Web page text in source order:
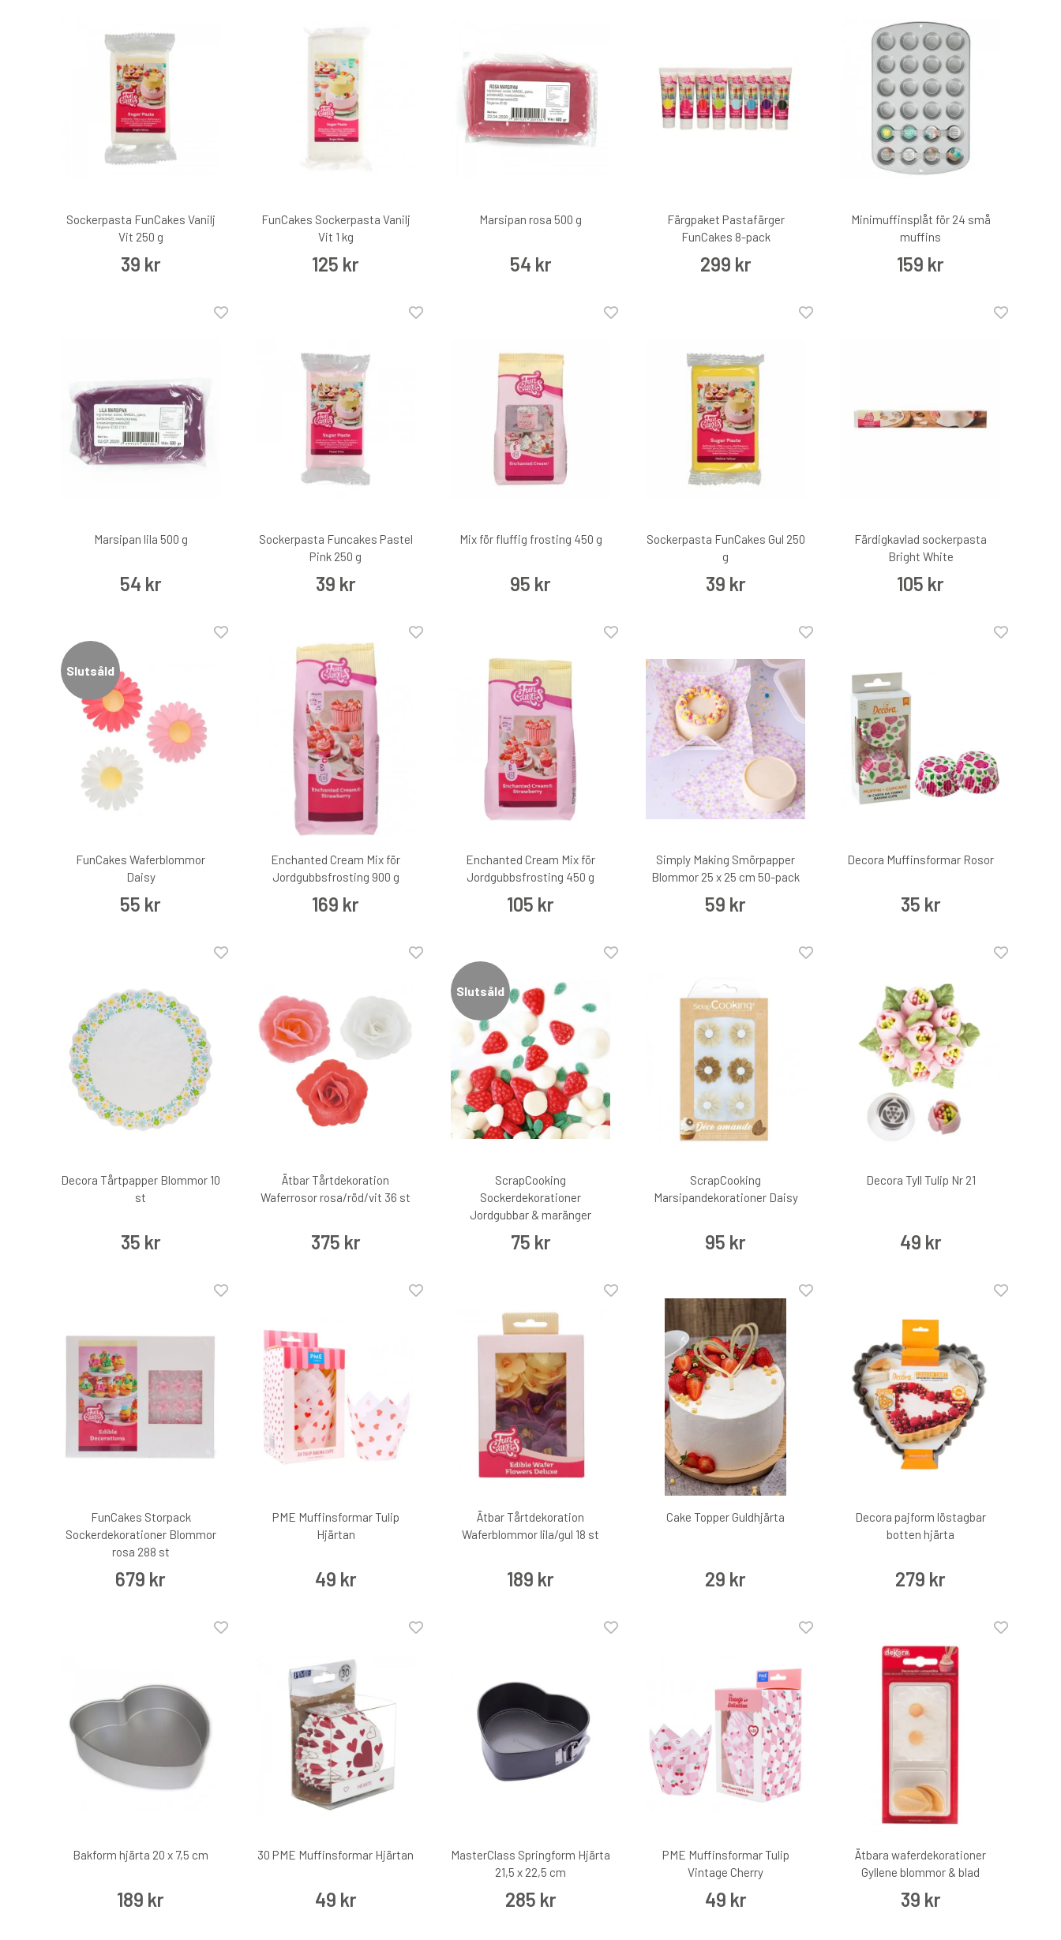
Sockerpasta FunCakes Vanilj
Vit 250 g
39 kr
FunCakes Sockerpasta Vanilj
Vit 1 kg
125 kr
Marsipan rosa 500 g
54 kr
Färgpaket Pastafärger
FunCakes 8-pack
299 kr
Minimuffinsplåt för 24 små
muffins
159 kr
Marsipan lila 500 g
54 kr
Sockerpasta Funcakes Pastel
Pink 250 g
39 kr
Mix för fluffig frosting 450 g
95 kr
Sockerpasta FunCakes Gul 250
g
39 kr
Färdigkavlad sockerpasta
Bright White
105 kr
Slutsåld
FunCakes Waferblommor
Daisy
55 kr
Enchanted Cream Mix för
Jordgubbsfrosting 900 g
169 kr
Enchanted Cream Mix för
Jordgubbsfrosting 450 g
105 kr
Simply Making Smörpapper
Blommor 25 x 25 cm 50-pack
59 kr
Decora Muffinsformar Rosor
35 kr
Decora Tårtpapper Blommor 10
st
35 kr
Ätbar Tårtdekoration
Waferrosor rosa/röd/vit 36 st
375 kr
Slutsåld
ScrapCooking
Sockerdekorationer
Jordgubbar & maränger
75 kr
ScrapCooking
Marsipandekorationer Daisy
95 kr
Decora Tyll Tulip Nr 21
49 kr
FunCakes Storpack
Sockerdekorationer Blommor
rosa 288 st
679 kr
PME Muffinsformar Tulip
Hjärtan
49 kr
Ätbar Tårtdekoration
Waferblommor lila/gul 18 st
189 kr
Cake Topper Guldhjärta
29 kr
Decora pajform löstagbar
botten hjärta
279 kr
Bakform hjärta 20 x 7,5 cm
189 kr
30 PME Muffinsformar Hjärtan
49 kr
MasterClass Springform Hjärta
21,5 x 22,5 cm
285 kr
PME Muffinsformar Tulip
Vintage Cherry
49 kr
Ätbara waferdekorationer
Gyllene blommor & blad
39 kr